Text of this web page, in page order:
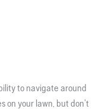
to navigate around
on your lawn, but don’t